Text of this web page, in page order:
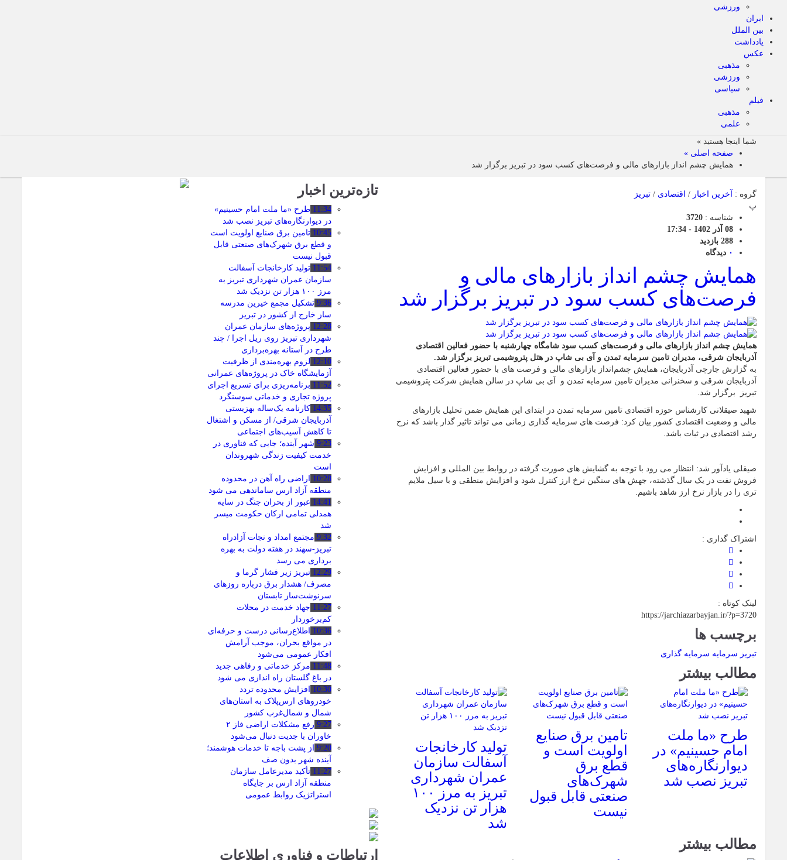
ورزشی
ایران
بین الملل
یادداشت
عکس
مذهبی
ورزشی
سیاسی
فیلم
مذهبی
علمی
شما اینجا هستید »
صفحه اصلی »
همایش چشم انداز بازارهای مالی و فرصت‌های کسب سود در تبریز برگزار شد
گروه : آخرین اخبار / اقتصادی / تبریز
پ
شناسه : 3720
08 آذر 1402 - 17:34
288 بازدید
۰ دیدگاه
همایش چشم انداز بازارهای مالی و
فرصت‌های کسب سود در تبریز برگزار شد
همایش چشم انداز بازارهای مالی و فرصت‌های کسب سود شامگاه چهارشنبه با حضور فعالین اقتصادی
آذربایجان شرقی، مدیران تامین سرمایه تمدن و آی بی شاپ در هتل پتروشیمی تبریز برگزار شد.
به گزارش جارچی آذربایجان، همایش چشم‌انداز بازارهای مالی و فرصت های با حضور فعالین اقتصادی
آذربایجان شرقی و سخنرانی مدیران تامین سرمایه تمدن و آی بی شاپ در سالن همایش شرکت پتروشیمی
تبریز برگزار شد.
شهبد صیقلانی کارشناس حوزه اقتصادی تامین سرمایه تمدن در ابتدای این همایش ضمن تحلیل بازارهای
مالی و وضعیت اقتصادی کشور بیان کرد: فرصت های سرمایه گذاری زمانی می تواند تاثیر گذار باشد که نرخ
رشد اقتصادی در ثبات باشد.
صیقلی یادآور شد: انتظار می رود با توجه به گشایش های صورت گرفته در روابط بین المللی و افزایش
فروش نفت در یک سال گذشته، جهش های سنگین نرخ ارز کنترل شود و افزایش منطقی و با سیل ملایم
تری را در بازار نرخ ارز شاهد باشیم.
اشتراک گذاری :
لینک کوتاه :
https://jarchiazarbayjan.ir/?p=3720
برچسب ها
تبریز سرمایه سرمایه گذاری
مطالب بیشتر
طرح «ما ملت
امام حسینیم» در
دیوارنگاره‌های
تبریز نصب شد
تامین برق صنایع
اولویت است و
قطع برق
شهرک‌های
صنعتی قابل قبول
نیست
تولید کارخانجات
آسفالت سازمان
عمران شهرداری
تبریز به مرز ۱۰۰
هزار تن نزدیک
شد
مطالب بیشتر
تازه‌ترین اخبار
11:34 طرح «ما ملت امام حسینیم»
در دیوارنگاره‌های تبریز نصب شد
10:45 تامین برق صنایع اولویت است
و قطع برق شهرک‌های صنعتی قابل
قبول نیست
11:54 تولید کارخانجات آسفالت
سازمان عمران شهرداری تبریز به
مرز ۱۰۰ هزار تن نزدیک شد
9:36 تشکیل مجمع خیرین مدرسه
‌ساز خارج از کشور در تبریز
12:28 پروژه‌های سازمان عمران
شهرداری تبریز روی ریل اجرا / چند
طرح در آستانه بهره‌برداری
12:10 لزوم بهره‌مندی از ظرفیت
آزمایشگاه خاک در پروژه‌های عمرانی
11:52 برنامه‌ریزی برای تسریع اجرای
پروژه تجاری و خدماتی سوسنگرد
14:35 کارنامه یک‌ساله بهزیستی
آذربایجان شرقی/ از مسکن و اشتغال
تا کاهش آسیب‌های اجتماعی
9:23 شهر آینده؛ جایی که فناوری در
خدمت کیفیت زندگی شهروندان
است
10:28
اراضی راه آهن در محدوده
منطقه آزاد ارس ساماندهی می شود
14:41 عبور از بحران جنگ در سایه
همدلی تمامی ارکان حکومت میسر
شد
9:32 مجتمع امداد و نجات آزادراه
تبریز-سهند در هفته دولت به بهره
‌برداری می‌ رسد
12:29 تبریز زیر فشار گرما و
مصرف/ هشدار برق درباره روزهای
سرنوشت‌ساز تابستان
11:27 جهاد خدمت در محلات
کم‌برخوردار
10:36 اطلاع‌رسانی درست و حرفه‌ای
در مواقع بحران، موجب آرامش
افکار عمومی می‌شود
11:48 مرکز خدماتی و رفاهی جدید
در باغ گلستان راه اندازی می شود
10:30
افزایش محدوده تردد
خودروهای ارس‌پلاک به استان‌های
شمال و شمال‌غرب کشور
9:27
رفع مشکلات اراضی فاز ۲
خاوران با جدیت دنبال می‌شود
9:20 از پشت باجه تا خدمات هوشمند؛
آینده شهر بدون صف
11:27 تأکید مدیرعامل سازمان
منطقه آزاد ارس بر جایگاه
استراتژیک روابط عمومی
ارتباطات و فناوری اطلاعات